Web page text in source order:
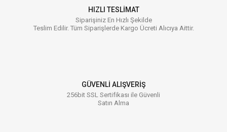
HIZLI TESLİMAT
Siparişiniz En Hızlı Şekilde
Teslim Edilir. Tüm Siparişlerde Kargo Ücreti Alıcıya Aittir.
GÜVENLİ ALIŞVERİŞ
256bit SSL Sertifikası ile Güvenli
Satın Alma